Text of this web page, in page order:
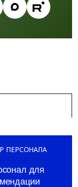
ПЕРСОНАЛА
для